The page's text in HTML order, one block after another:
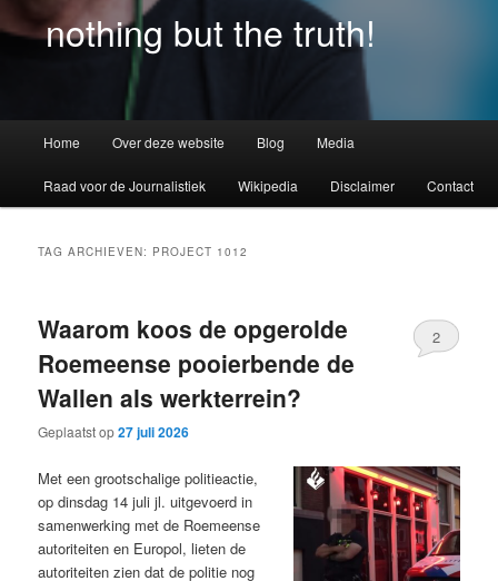
nothing but the truth!
Home Over deze website Blog Media
Raad voor de Journalistiek Wikipedia Disclaimer Contact
TAG ARCHIEVEN: PROJECT 1012
Waarom koos de opgerolde
Roemeense pooierbende de
Wallen als werkterrein?
Geplaatst op27 juli 2026
2
Met een grootschalige politieactie,
op dinsdag 14 juli jl. uitgevoerd in
samenwerking met de Roemeense
autoriteiten en Europol, lieten de
autoriteiten zien dat de politie nog